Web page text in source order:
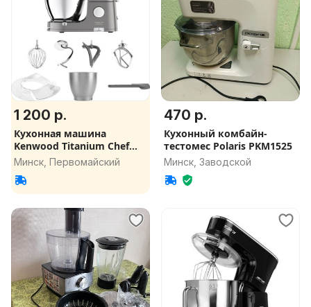
1 200 р.
Кухонная машина
Kenwood Titanium Chef
Patissier XL
Минск, Первомайский
470 р.
Кухонный комбайн-
тестомес Polaris PKM1525
Минск, Заводской